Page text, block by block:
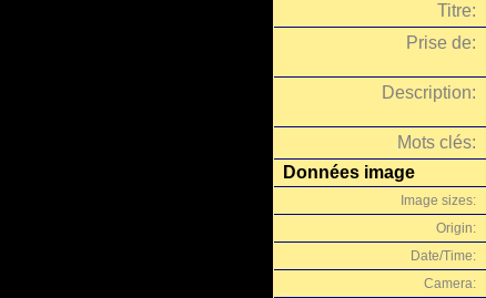
Titre:
Prise de:
Description:
Mots clés:
Données image
Image sizes:
Origin:
Date/Time:
Camera: